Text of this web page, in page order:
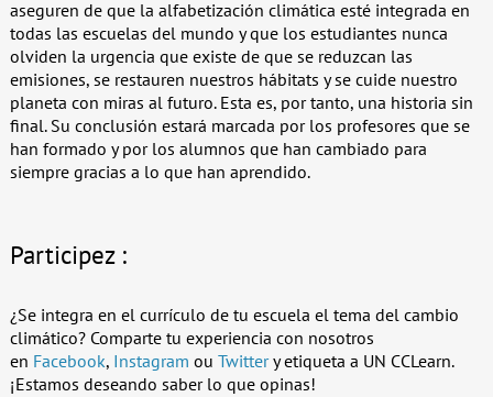
aseguren de que la alfabetización climática esté integrada en
todas las escuelas del mundo y que los estudiantes nunca
olviden la urgencia que existe de que se reduzcan las
emisiones, se restauren nuestros hábitats y se cuide nuestro
planeta con miras al futuro. Esta es, por tanto, una historia sin
final. Su conclusión estará marcada por los profesores que se
han formado y por los alumnos que han cambiado para
siempre gracias a lo que han aprendido.
Participez :
¿Se integra en el currículo de tu escuela el tema del cambio
climático? Comparte tu experiencia con nosotros
en Facebook, Instagram ou Twittery etiqueta a UN CCLearn.
¡Estamos deseando saber lo que opinas!